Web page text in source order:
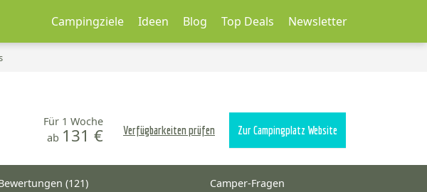
Campingziele Ideen Blog Top Deals Newsletter
Für 1 Woche
ab 131 € Verfügbarkeiten prüfen Zur Campingplatz Website
(121) Camper-Fragen